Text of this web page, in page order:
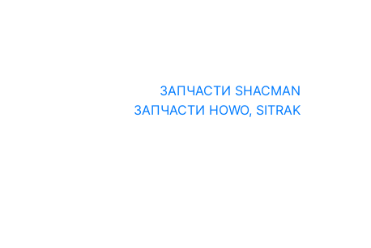
ЗАПЧАСТИ SHACMAN
ЗАПЧАСТИ HOWO, SITRAK